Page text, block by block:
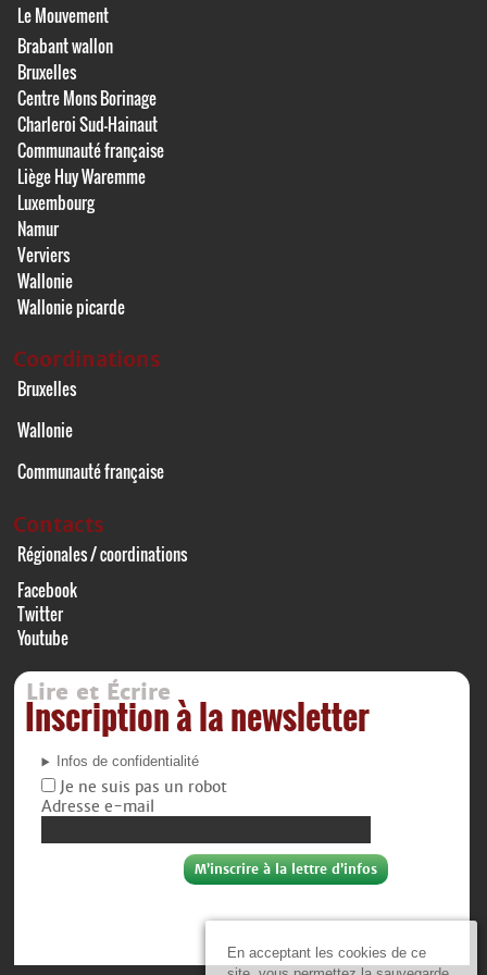
En acceptant les cookies de ce
Le Mouvement
Brabant wallon
Bruxelles
Centre Mons Borinage
Charleroi Sud-Hainaut
Communauté française
Liège Huy Waremme
Luxembourg
Namur
Verviers
Wallonie
Wallonie picarde
Coordinations
Bruxelles
Wallonie
Communauté française
Contacts
Régionales / coordinations
Facebook
Twitter
Youtube
Lire et Écrire
Inscription à la newsletter
Infos de confidentialité
Je ne suis pas un robot
Adresse e-mail